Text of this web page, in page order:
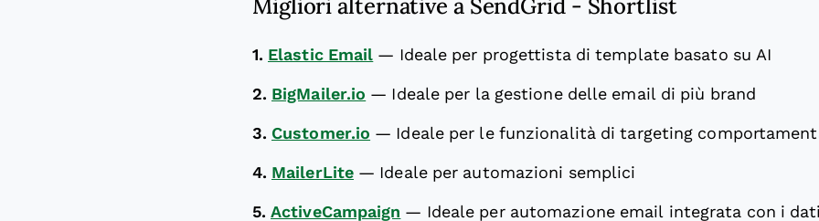
1. Elastic Email — Ideale per progettista di template basato su AI
2. BigMailer.io — Ideale per la gestione delle email di più brand
3. Customer.io — Ideale per le funzionalità di targeting
4. MailerLite — Ideale per automazioni semplici
5. ActiveCampaign — Ideale per automazione email integrata con i